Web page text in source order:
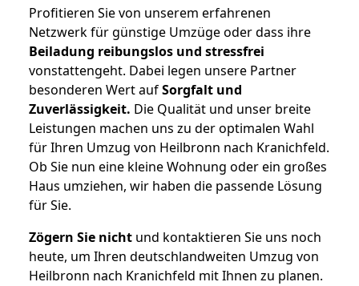
Profitieren Sie von unserem erfahrenen
Netzwerk für günstige Umzüge oder dass ihre
Beiladung reibungslos und stressfrei
vonstattengeht. Dabei legen unsere Partner
besonderen Wert aufSorgfalt und
Zuverlässigkeit. Die Qualität und unser breite
Leistungen machen uns zu der optimalen Wahl
für Ihren Umzug von Heilbronn nach Kranichfeld.
Ob Sie nun eine kleine Wohnung oder ein großes
Haus umziehen, wir haben die passende Lösung
für Sie.
Zögern Sie nicht und kontaktieren Sie uns noch
heute, um Ihren deutschlandweiten Umzug von
Heilbronn nach Kranichfeld mit Ihnen zu planen.